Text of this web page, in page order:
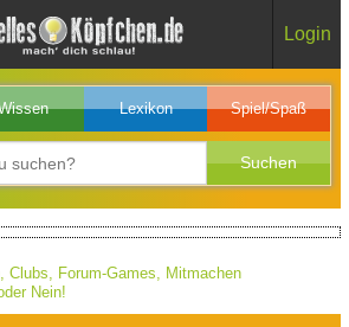
Login
Lexikon Spiel/Spaß
Clubs, Forum-Games, Mitmachen
Nein!